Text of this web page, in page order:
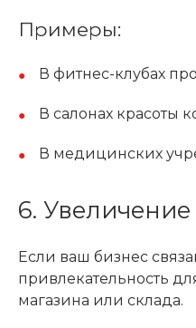
Примеры:
В фитнес-клубах
В салонах красоты
В медицинских
6.
Если ваш бизнес
привлекательность
магазина или склада.